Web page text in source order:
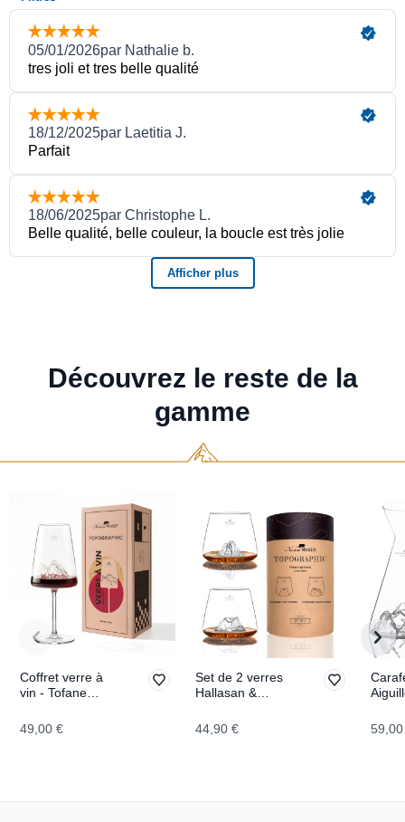
Découvrez le reste de la
gamme
Coffret verre à
vin - Tofane
49,00 €
Set de 2 verres
Hallasan &
TOPOGRAPHIC
44,90 €